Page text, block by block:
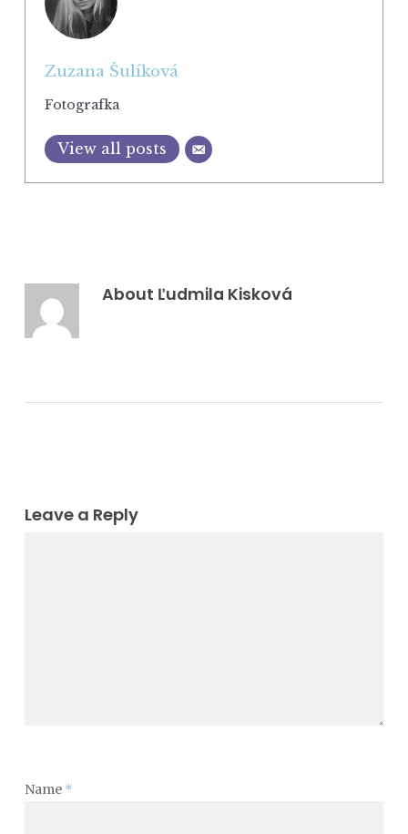
Zuzana Šulíková
Fotografka
View all posts
About Ľudmila Kisková
Leave a Reply
Name *